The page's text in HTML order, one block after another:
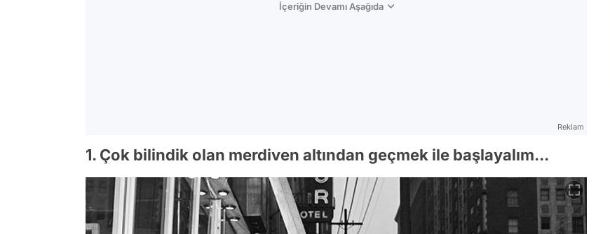
İçeriğin Devamı Aşağıda
Reklam
1. Çok bilindik olan merdiven altından geçmek ile başlayalım...